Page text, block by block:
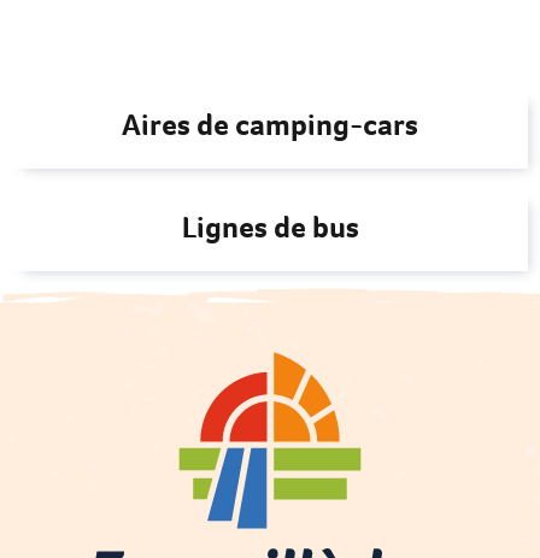
Aires de camping-cars
Lignes de bus